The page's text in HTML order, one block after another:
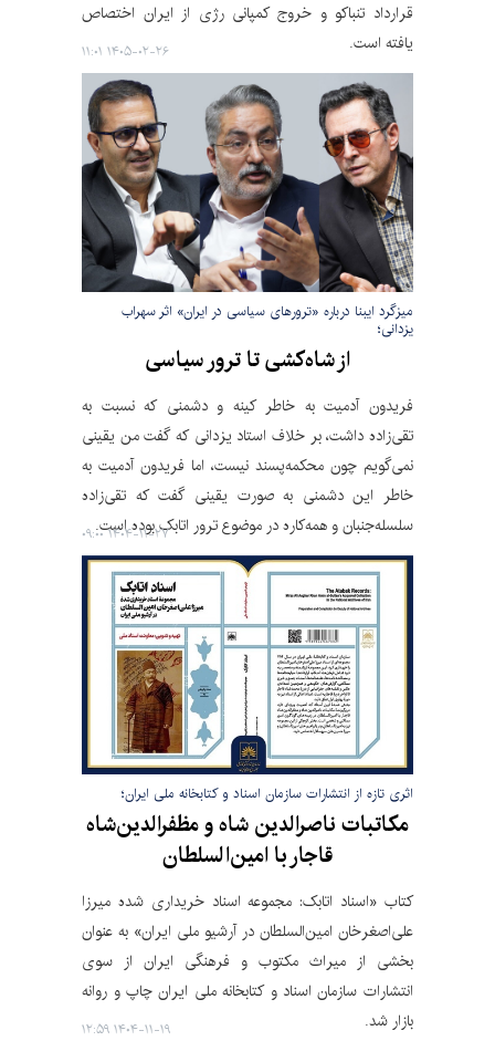
قرارداد تنباکو و خروج کمپانی رژی از ایران اختصاص
یافته است.
۱۴۰۵-۰۲-۲۶ ۱۱:۰۱
میزگرد ایبنا درباره «ترورهای سیاسی در ایران» اثر سهراب
یزدانی؛
از شاه‌کشی تا ترور سیاسی
فریدون آدمیت به خاطر کینه و دشمنی که نسبت به
تقی‌زاده داشت، بر خلاف استاد یزدانی که گفت من یقینی
نمی‌گویم چون محکمه‌پسند نیست، اما فریدون آدمیت به
خاطر این دشمنی به صورت یقینی گفت که تقی‌زاده
سلسله‌جنبان و همه‌کاره در موضوع ترور اتابک بوده است.
۱۴۰۴-۱۱-۲۷ ۰۹:۰۰
اثری تازه از انتشارات سازمان اسناد و کتابخانه ملی ایران؛
مکاتبات ناصرالدین شاه و مظفرالدین‌شاه
قاجار با امین‌السلطان
کتاب «اسناد اتابک: مجموعه اسناد خریداری شده میرزا
علی‌اصغرخان امین‌السلطان در آرشیو ملی ایران» به عنوان
بخشی از میراث مکتوب و فرهنگی ایران از سوی
انتشارات سازمان اسناد و کتابخانه ملی ایران چاپ و روانه
بازار شد.
۱۴۰۴-۱۱-۱۹ ۱۲:۵۹